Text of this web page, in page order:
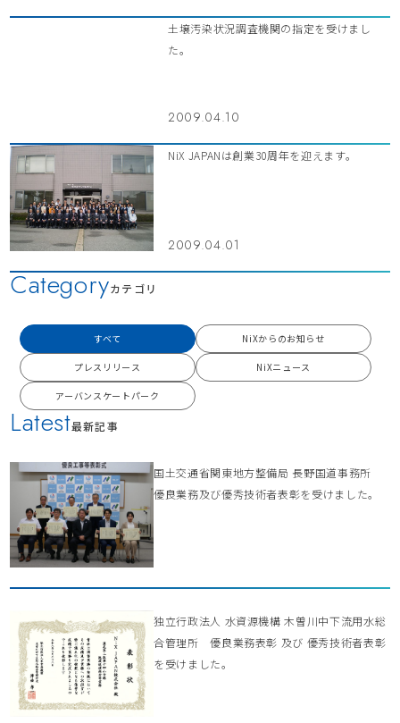
土壌汚染状況調査機関の指定を受けまし
た。
2009.04.10
NiX JAPANは創業30周年を迎えます。
2009.04.01
Latest最新記事
国土交通省関東地方整備局 長野国道事務所
優良業務及び優秀技術者表彰を受けました。
独立行政法人 水資源機構 木曽川中下流用水総
合管理所 優良業務表彰 及び 優秀技術者表彰
を受けました。
Categoryカテゴリ
すべて NiXからのお知らせ
プレスリリース NiXニュース
アーバンスケートパーク